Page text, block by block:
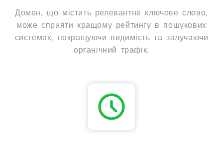
Домен, що містить релевантне ключове слово,
може сприяти кращому рейтингу в пошукових
системах, покращуючи видимість та залучаючи
органічний трафік.